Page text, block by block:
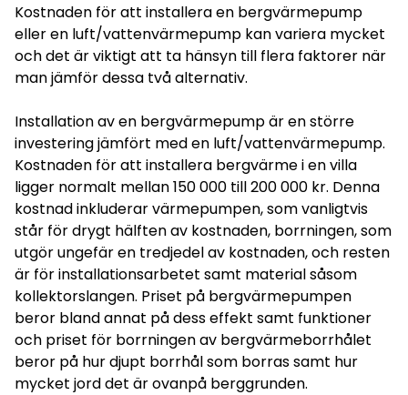
Kostnaden för att installera en bergvärmepump
eller en luft/vattenvärmepump kan variera mycket
och det är viktigt att ta hänsyn till flera faktorer när
man jämför dessa två alternativ.
Installation av en bergvärmepump är en större
investering jämfört med en luft/vattenvärmepump.
Kostnaden för att installera bergvärme i en villa
ligger normalt mellan 150 000 till 200 000 kr. Denna
kostnad inkluderar värmepumpen, som vanligtvis
står för drygt hälften av kostnaden, borrningen, som
utgör ungefär en tredjedel av kostnaden, och resten
är för installationsarbetet samt material såsom
kollektorslangen. Priset på bergvärmepumpen
beror bland annat på dess effekt samt funktioner
och priset för borrningen av bergvärmeborrhålet
beror på hur djupt borrhål som borras samt hur
mycket jord det är ovanpå berggrunden.